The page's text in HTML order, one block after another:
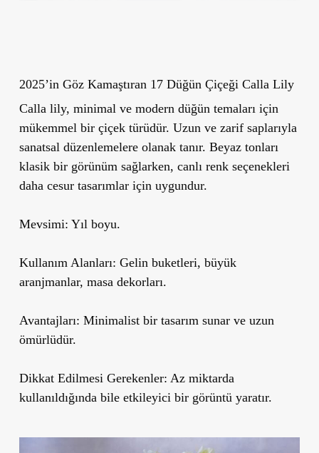
2025’in Göz Kamaştıran 17 Düğün Çiçeği Calla Lily
Calla lily, minimal ve modern düğün temalarıiçin
mükemmel bir çiçek türüdür. Uzun ve zarif saplarıyla
sanatsal düzenlemelere olanak tanır. Beyaz tonları
klasik bir görünüm sağlarken, canlı renk seçenekleri
daha cesur tasarımlar için uygundur.
Mevsimi: Yıl boyu.
Kullanım Alanları: Gelin buketleri, büyük
aranjmanlar, masa dekorları.
Avantajları: Minimalist bir tasarım sunar ve uzun
ömürlüdür.
Dikkat Edilmesi Gerekenler: Az miktarda
kullanıldığında bile etkileyici bir görüntü yaratır.